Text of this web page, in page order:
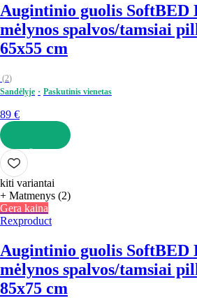
Augintinio guolis SoftBED
mėlynos spalvos/tamsiai
65x55 cm
(2)
Sandėlyje
Paskutinis vienetas
89 €
Į KREPŠELĮ
kiti variantai
+ Matmenys (2)
Gera kaina
Rexproduct
Augintinio guolis SoftBED
mėlynos spalvos/tamsiai
85x75 cm